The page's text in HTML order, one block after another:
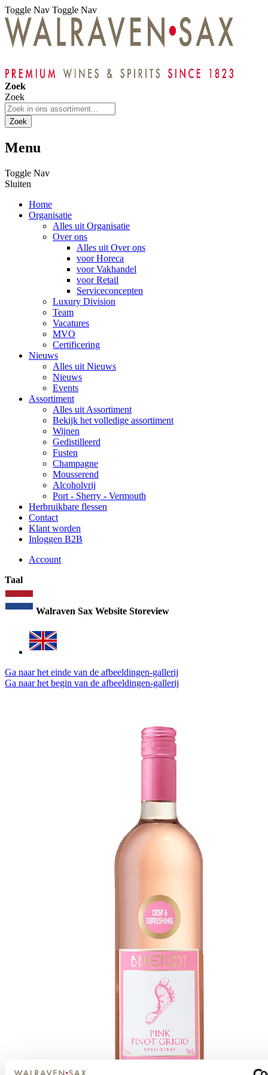
Toggle Nav Toggle Nav
Zoek
Zoek
Zoek
Menu
Toggle Nav
Sluiten
Home
Organisatie
Alles uit Organisatie
Over ons
Alles uit Over ons
voor Horeca
voor Vakhandel
voor Retail
Serviceconcepten
Luxury Division
Team
Vacatures
MVO
Certificering
Nieuws
Alles uit Nieuws
Nieuws
Events
Assortiment
Alles uit Assortiment
Bekijk het volledige assortiment
Wijnen
Gedistilleerd
Fusten
Champagne
Mousserend
Alcoholvrij
Port - Sherry - Vermouth
Herbruikbare flessen
Contact
Klant worden
Inloggen B2B
Account
Taal
Walraven Sax Website Storeview
Ga naar het einde van de afbeeldingen-gallerij
Ga naar het begin van de afbeeldingen-gallerij